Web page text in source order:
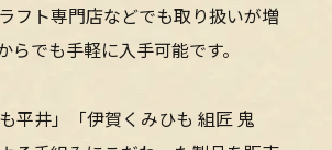
フト専門店などでも取り扱いが増
らでも手軽に入手可能です。
平井」「伊賀くみひも 組匠 鬼